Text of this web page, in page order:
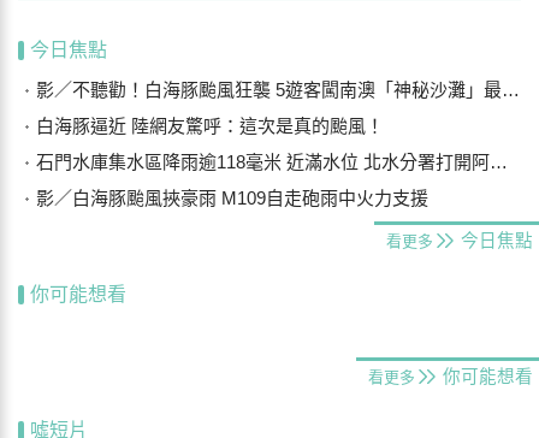
今日焦點
影／不聽勸！白海豚颱風狂襲 5遊客闖南澳「神秘沙灘」最高罰25萬
白海豚逼近 陸網友驚呼：這次是真的颱風！
石門水庫集水區降雨逾118毫米 近滿水位 北水分署打開阿姆坪防淤隧道
影／白海豚颱風挾豪雨 M109自走砲雨中火力支援
看更多 今日焦點
你可能想看
看更多 你可能想看
噓短片